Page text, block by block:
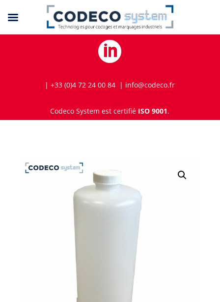

| +33 (0)4 72 24 00 84 | info@codeco.fr
Codeco System est certifié ISO 9001.